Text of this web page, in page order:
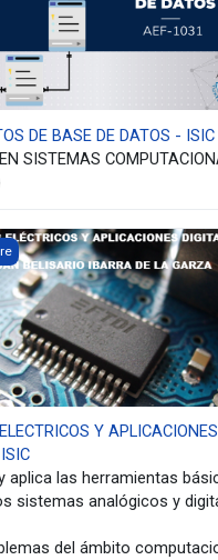
DE BASE DE DATOS - ISIC
SISTEMAS
Y
Y APLICACIONES
aplica las herramientas
sistemas analógicos y
del ámbito